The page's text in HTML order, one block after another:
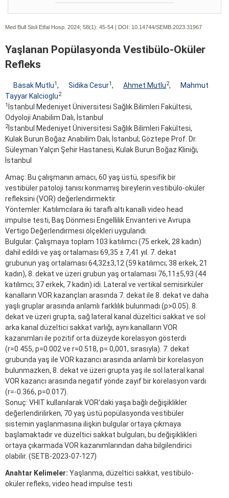
Med Bull Sisli Etfal Hosp. 2024; 58(1): 45-54 | DOI: 10.14744/SEMB.2023.31967
Yaşlanan Popülasyonda Vestibülo-Oküler
Refleks
Basak Mutlu1, Sidika Cesur1, Ahmet Mutlu2,
Mahmut
Tayyar Kalcioglu2
1 İstanbul Medeniyet Üniversitesi Sağlık Bilimleri Fakültesi,
Odyoloji Anabilim Dalı, İstanbul
2İstanbul Medeniyet Üniversitesi Sağlık Bilimleri Fakültesi,
Kulak Burun Boğaz Anabilim Dalı, İstanbul; Göztepe Prof. Dr.
Süleyman Yalçın Şehir Hastanesi, Kulak Burun Boğaz Kliniği,
İstanbul
Amaç: Bu çalışmanın amacı, 60 yaş üstü, spesifik bir
vestibüler patoloji tanısı konmamış bireylerin vestibülo-oküler
refleksini (VOR) değerlendirmektir.
Yöntemler: Katılımcılara iki taraflı altı kanallı video head
impulse testi, Baş Dönmesi Engellilik Envanteri ve Avrupa
Vertigo Değerlendirmesi ölçekleri uygulandı.
Bulgular: Çalışmaya toplam 103 katılımcı (75 erkek, 28 kadın)
dahil edildi ve yaş ortalaması 69,35 ± 7,41 yıl. 7. dekat
grubunun yaş ortalaması 64,32±3,12 (59 katılımcı; 38 erkek, 21
kadın), 8. dekat ve üzeri grubun yaş ortalaması 76,11±5,93 (44
katılımcı; 37 erkek, 7 kadın) idi. Lateral ve vertikal semisirküler
kanalların VOR kazançları arasında 7. dekat ile 8. dekat ve daha
yaşlı gruplar arasında anlamlı farklılık bulunmadı (p>0.05). 8.
dekat ve üzeri grupta, sağ lateral kanal düzeltici sakkat ve sol
arka kanal düzeltici sakkat varlığı, aynı kanalların VOR
kazanımları ile pozitif orta düzeyde korelasyon gösterdi
(r=0.455, p=0.002 ve r=0.518, p= 0,001, sırasıyla). 7. dekat
grubunda yaş ile VOR kazancı arasında anlamlı bir korelasyon
bulunmazken, 8. dekat ve üzeri grupta yaş ile sol lateral kanal
VOR kazancı arasında negatif yönde zayıf bir korelasyon vardı
(r=-0.366, p=0.017).
Sonuç: VHIT kullanılarak VOR'daki yaşa bağlı değişiklikler
değerlendirilirken, 70 yaş üstü popülasyonda vestibüler
sistemin yaşlanmasına ilişkin bulgular ortaya çıkmaya
başlamaktadır ve düzeltici sakkat bulguları, bu değişiklikleri
ortaya çıkarmada VOR kazanımlarından daha bilgilendirici
olabilir. (SETB-2023-07-127)
Anahtar Kelimeler: Yaşlanma, düzeltici sakkat, vestibülo-
oküler refleks, video head impulse testi